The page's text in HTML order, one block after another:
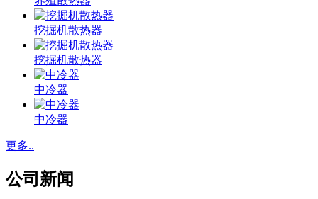
挖掘机散热器
挖掘机散热器
中冷器
中冷器
更多..
公司新闻